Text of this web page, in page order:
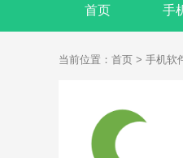
首页 手
当前位置： 首页 > 手机软